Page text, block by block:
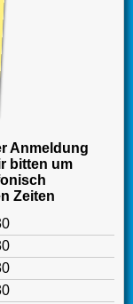
Anmeldung
bitten um
Zeiten